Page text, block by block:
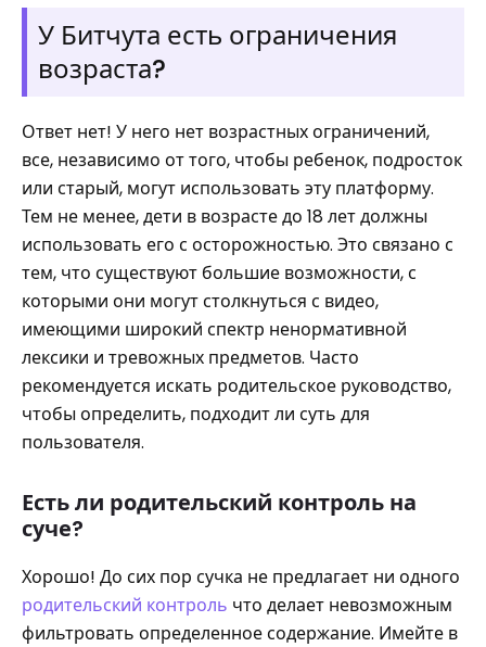
У Битчута есть ограничения
возраста?
Ответ нет! У него нет возрастных ограничений,
все, независимо от того, чтобы ребенок, подросток
или старый, могут использовать эту платформу.
Тем не менее, дети в возрасте до 18 лет должны
использовать его с осторожностью. Это связано с
тем, что существуют большие возможности, с
которыми они могут столкнуться с видео,
имеющими широкий спектр ненормативной
лексики и тревожных предметов. Часто
рекомендуется искать родительское руководство,
чтобы определить, подходит ли суть для
пользователя.
Есть ли родительский контроль на
суче?
Хорошо! До сих пор сучка не предлагает ни одного
родительский контроль что делает невозможным
фильтровать определенное содержание. Имейте в